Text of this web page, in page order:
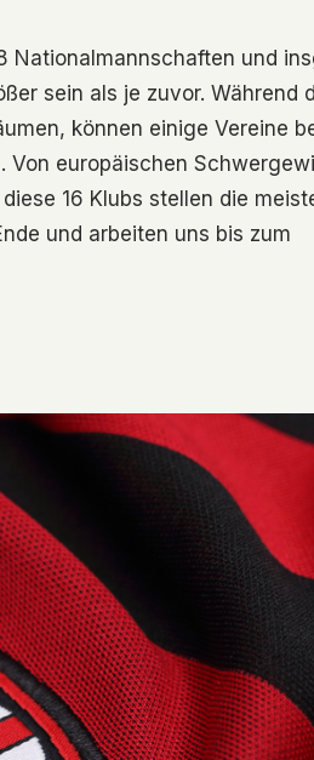
Nationalmannschaften und
sein als je zuvor. Während
können einige Vereine
Von europäischen
16 Klubs stellen die
und arbeiten uns bis zum